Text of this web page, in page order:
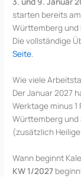
starten bereits
Württemberg und
Die vollständige
Seite.
Wie viele
Der Januar 2027
Werktage minus
Württemberg und
(zusätzlich
Wann beginnt
KW 1/2027